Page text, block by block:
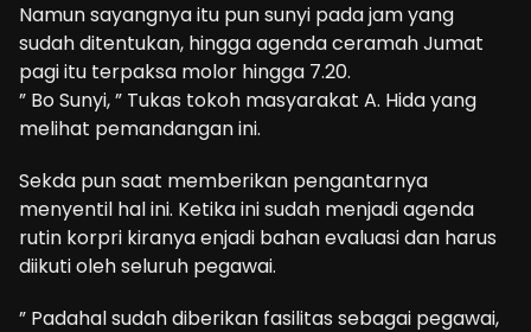
Namun sayangnya itu pun sunyi pada jam yang
sudah ditentukan, hingga agenda ceramah Jumat
pagi itu terpaksa molor hingga 7.20.
” Bo Sunyi, ” Tukas tokoh masyarakat A. Hida yang
melihat pemandangan ini.
Sekda pun saat memberikan pengantarnya
menyentil hal ini. Ketika ini sudah menjadi agenda
rutin korpri kiranya enjadi bahan evaluasi dan harus
diikuti oleh seluruh pegawai.
” Padahal sudah diberikan fasilitas sebagai pegawai,